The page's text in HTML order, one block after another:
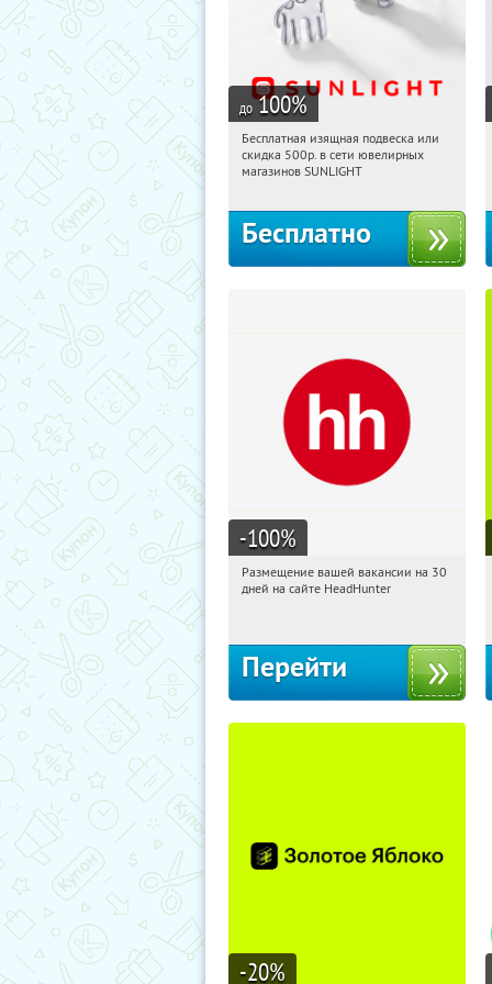
до 100%
22:16:46 Получили:
Россия
Бесплатная изящная подвеска или
скидка 500р. в сети ювелирных
магазинов SUNLIGHT
Бесплатно
-100%
22:16:46 Получили:
Размещение вашей вакансии на 30
дней на сайте HeadHunter
Перейти
-20%